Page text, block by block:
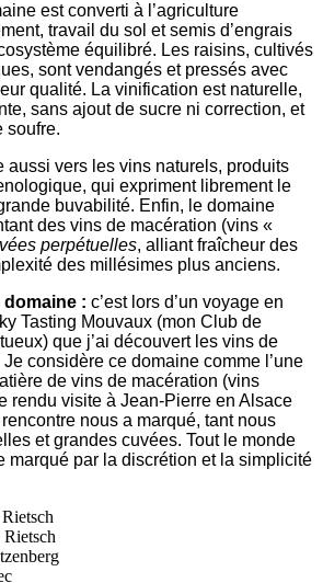
est converti à l’agriculture
travail du sol et semis d’engrais
équilibré. Les raisins, cultivés
sont vendangés et pressés avec
qualité. La vinification est naturelle,
sans ajout de sucre ni correction, et
soufre.
aussi vers les vins naturels, produits
qui expriment librement le
buvabilité. Enfin, le domaine
des vins de macération (vins «
perpétuelles, alliant fraîcheur des
des millésimes plus anciens.
domaine : c’est lors d’un voyage en
Tasting Mouvaux (mon Club de
que j’ai découvert les vins de
considère ce domaine comme l’une
de vins de macération (vins
rendu visite à Jean-Pierre en Alsace
nous a marqué, tant nous
et grandes cuvées. Tout le monde
marqué par la discrétion et la simplicité
Rietsch